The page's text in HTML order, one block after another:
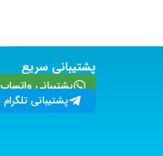
پشتیبانی سریع
پشتیبانی واتساپ
پشتیبانی تلگرام